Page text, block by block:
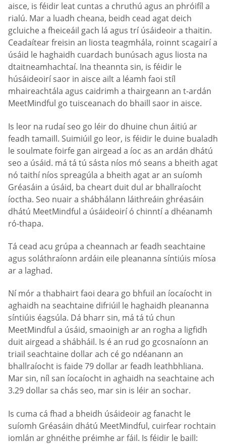
aisce, is féidir leat cuntas a chruthú agus an phróifíl a
rialú. Mar a luadh cheana, beidh cead agat deich
gcluiche a fheiceáil gach lá agus trí úsáideoir a thaitin.
Ceadaítear freisin an liosta teagmhála, roinnt scagairí a
úsáid le haghaidh cuardach bunúsach agus liosta na
dtaitneamhachtaí. Ina theannta sin, is féidir le
húsáideoirí saor in aisce ailt a léamh faoi stíl
mhaireachtála agus caidrimh a thairgeann an t-ardán
MeetMindful go tuisceanach do bhaill saor in aisce.
Is leor na rudaí seo go léir do dhuine chun áitiú ar
feadh tamaill. Suimiúil go leor, is féidir le duine bualadh
le soulmate foirfe gan airgead a íoc as an ardán dhátú
seo a úsáid. má tá tú sásta níos mó seans a bheith agat
nó taithí níos spreagúla a bheith agat ar an suíomh
Gréasáin a úsáid, ba cheart duit dul ar bhallraíocht
íoctha. Seo nuair a shábhálann láithreáin ghréasáin
dhátú MeetMindful a úsáideoirí ó chinntí a dhéanamh
ró-thapa.
Tá cead acu grúpa a cheannach ar feadh seachtaine
agus soláthraíonn ardáin eile pleananna síntiúis míosa
ar a laghad.
Ní mór a thabhairt faoi deara go bhfuil an íocaíocht in
aghaidh na seachtaine difriúil le haghaidh pleananna
síntiúis éagsúla. Dá bharr sin, má tá tú chun
MeetMindful a úsáid, smaoinigh ar an rogha a ligfidh
duit airgead a shábháil. Is é an rud go gcosnaíonn an
triail seachtaine dollar ach cé go ndéanann an
bhallraíocht is faide 79 dollar ar feadh leathbhliana.
Mar sin, níl san íocaíocht in aghaidh na seachtaine ach
3.29 dollar sa chás seo, mar sin is léir an sochar.
Is cuma cá fhad a bheidh úsáideoir ag fanacht le
suíomh Gréasáin dhátú MeetMindful, cuirfear rochtain
iomlán ar ghnéithe préimhe ar fáil. Is féidir le baill: